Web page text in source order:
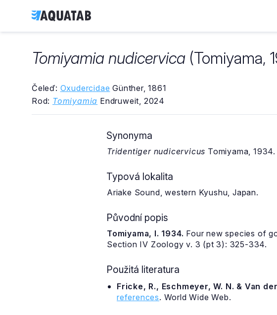
Tomiyamia nudicervica (Tomiyama,
Čeleď: Oxudercidae Günther, 1861
Rod: Tomiyamia Endruweit, 2024
Synonyma
Tridentiger nudicervicus Tomiyama, 1934.
Typová lokalita
Ariake Sound, western Kyushu, Japan.
Původní popis
Tomiyama, I. 1934. Four new species of
Section IV Zoology v. 3 (pt 3): 325-334.
Použitá literatura
Fricke, R., Eschmeyer, W. N. & Van
references. World Wide Web.